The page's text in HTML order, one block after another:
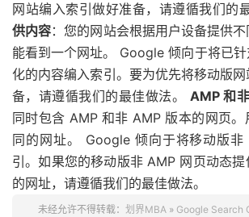
网站编入索引做好准备，请遵循我们的
供内容：您的网站会根据用户设备提供
能看到一个网址。 Google 倾向于将已
化的内容编入索引。要为优先将移动版
备，请遵循我们的最佳做法。 AMP 和
同时包含 AMP 和非 AMP 版本的网页。
同的网址。 Google 倾向于将移动版非
引。如果您的移动版非 AMP 网页动态
的网址，请遵循我们的最佳做法。
未经允许不得转载： 划界MBA » Google Search